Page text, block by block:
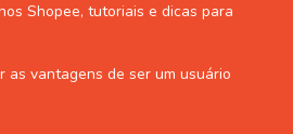
Shopee, tutoriais e dicas para
as vantagens de ser um usuário